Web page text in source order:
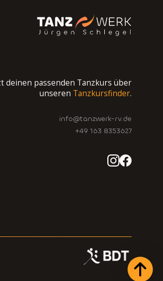
deinen passenden Tanzkurs über
unseren Tanzkursfinder.
info@tanzwerk-rv.de
+49 163 8353627